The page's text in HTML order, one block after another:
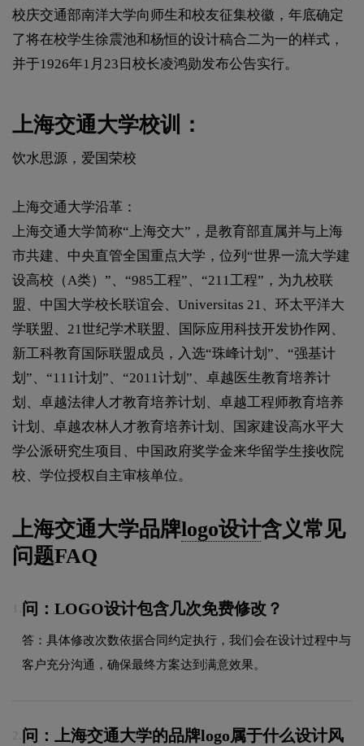
校庆交通部南洋大学向师生和校友征集校徽，年底确定
了将在校学生徐震池和杨恒的设计稿合二为一的样式，
并于1926年1月23日校长凌鸿勋发布公告实行。
上海交通大学校训：
饮水思源，爱国荣校
上海交通大学沿革：
上海交通大学简称“上海交大”，是教育部直属并与上海
市共建、中央直管全国重点大学，位列“世界一流大学建
设高校（A类）”、“985工程”、“211工程”，为九校联
盟、中国大学校长联谊会、Universitas 21、环太平洋大
学联盟、21世纪学术联盟、国际应用科技开发协作网、
新工科教育国际联盟成员，入选“珠峰计划”、“强基计
划”、“111计划”、“2011计划”、卓越医生教育培养计
划、卓越法律人才教育培养计划、卓越工程师教育培养
计划、卓越农林人才教育培养计划、国家建设高水平大
学公派研究生项目、中国政府奖学金来华留学生接收院
校、学位授权自主审核单位。
上海交通大学品牌logo设计含义常见
问题FAQ
问：LOGO设计包含几次免费修改？
答：具体修改次数依据合同约定执行，我们会在设计过程中与
客户充分沟通，确保最终方案达到满意效果。
2. 问：上海交通大学的品牌logo属于什么设计风